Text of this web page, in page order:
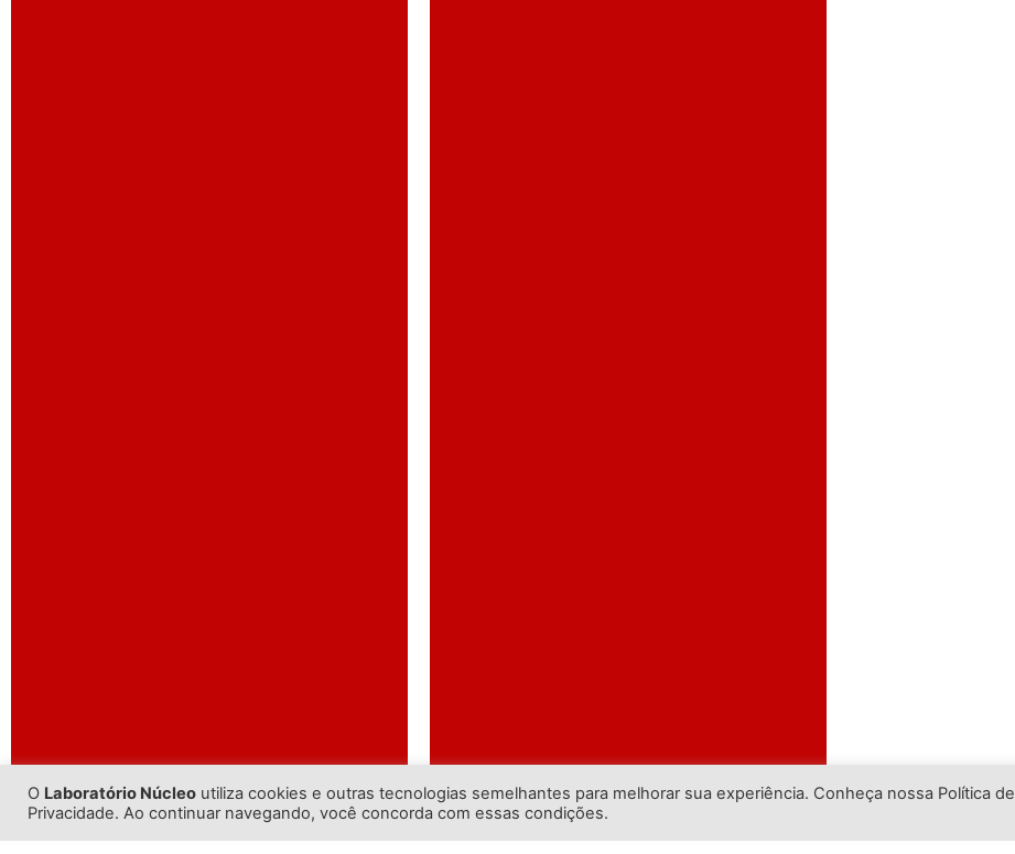
O Laboratório Núcleo utiliza cookies e outras tecnologias semelhantes para melhorar sua experiência. Conheça nossa Política de
Privacidade. Ao continuar navegando, você concorda com essas condições.